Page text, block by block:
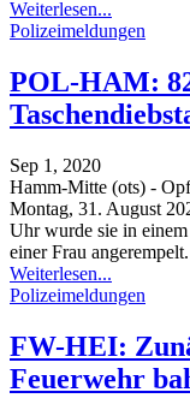
Weiterlesen...
Polizeimeldungen
POL-HAM:
Sep 1, 2020
Hamm-Mitte (ots) -
Montag, 31. August
Uhr wurde sie in
einer Frau
Weiterlesen...
Polizeimeldungen
FW-HEI:
Feuerwehr